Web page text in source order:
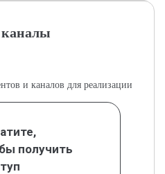
и каналов для реализации
получить